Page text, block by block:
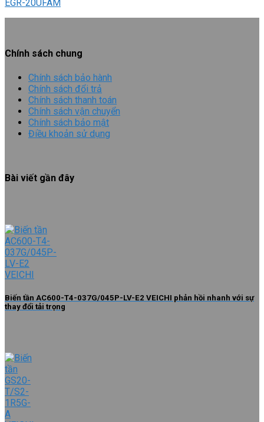
EGR-20UFAM
Chính sách chung
Chính sách bảo hành
Chính sách đổi trả
Chính sách thanh toán
Chính sách vận chuyển
Chính sách bảo mật
Điều khoản sử dụng
Bài viết gần đây
Biến tần AC600-T4-037G/045P-LV-E2 VEICHI phản hồi nhanh với sự
thay đổi tải trọng